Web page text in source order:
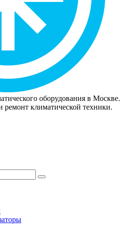
оборудования в Москве.
ремонт климатической техники.